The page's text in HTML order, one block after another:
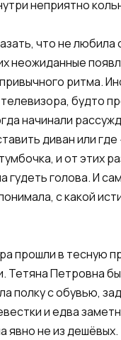
неприятно
что не любила
неожиданные
ритма.
будто
начинали
диван или где
и от этих
гудеть голова. И
с какой
прошли в тесную
Тетяна Петровна
полку с обувью,
и едва
явно не из дешёвых.